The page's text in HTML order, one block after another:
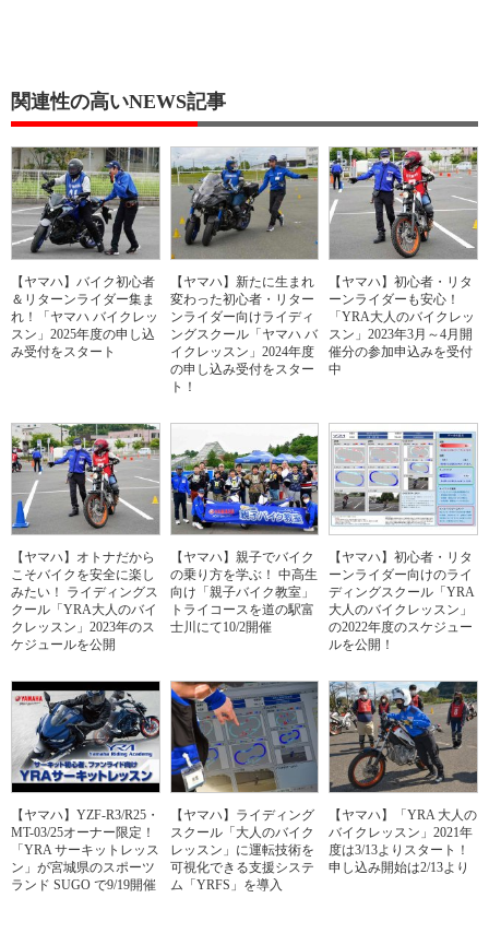
関連性の高いNEWS記事
【ヤマハ】バイク初心者
＆リターンライダー集ま
れ！「ヤマハ バイクレッ
スン」2025年度の申し込
み受付をスタート
【ヤマハ】新たに生まれ
変わった初心者・リター
ンライダー向けライディ
ングスクール「ヤマハ バ
イクレッスン」2024年度
の申し込み受付をスター
ト！
【ヤマハ】初心者・リタ
ーンライダーも安心！
「YRA大人のバイクレッ
スン」2023年3月～4月開
催分の参加申込みを受付
中
【ヤマハ】オトナだから
こそバイクを安全に楽し
みたい！ ライディングス
クール「YRA大人のバイ
クレッスン」2023年のス
ケジュールを公開
【ヤマハ】親子でバイク
の乗り方を学ぶ！ 中高生
向け「親子バイク教室」
トライコースを道の駅富
士川にて10/2開催
【ヤマハ】初心者・リタ
ーンライダー向けのライ
ディングスクール「YRA
大人のバイクレッスン」
の2022年度のスケジュー
ルを公開！
【ヤマハ】YZF-R3/R25・
MT-03/25オーナー限定！
「YRA サーキットレッス
ン」が宮城県のスポーツ
ランド SUGO で9/19開催
【ヤマハ】ライディング
スクール「大人のバイク
レッスン」に運転技術を
可視化できる支援システ
ム「YRFS」を導入
【ヤマハ】「YRA 大人の
バイクレッスン」2021年
度は3/13よりスタート！
申し込み開始は2/13より